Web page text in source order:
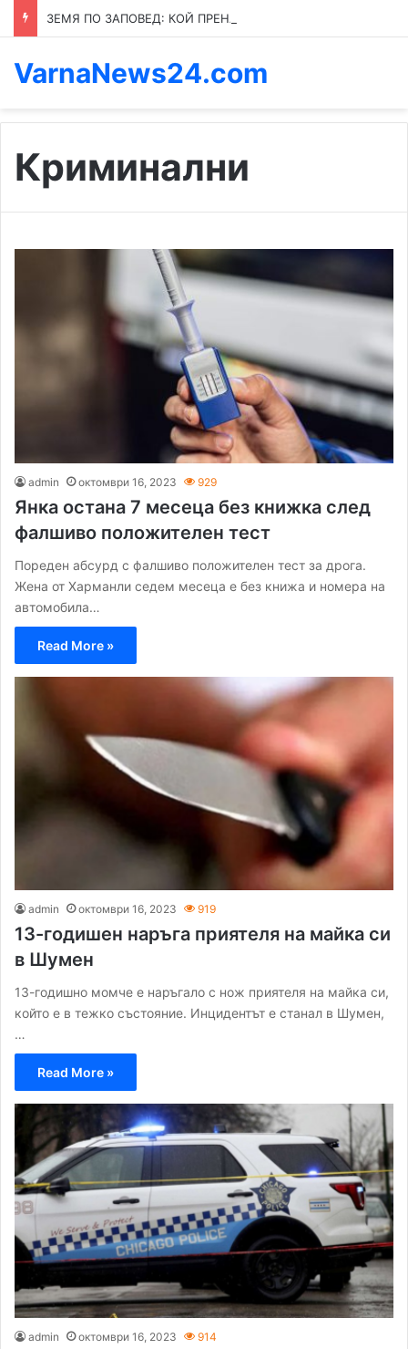
VarnaNews24.com
Криминални
admin октомври 16, 2023 929
Янка остана 7 месеца без книжка след
фалшиво положителен тест
Пореден абсурд с фалшиво положителен тест за дрога.
Жена от Харманли седем месеца е без книжа и номера на
автомобила…
Read More »
admin октомври 16, 2023 919
13-годишен наръга приятеля на майка си
в Шумен
13-годишно момче е наръгало с нож приятеля на майка си,
който е в тежко състояние. Инцидентът е станал в Шумен,
…
Read More »
admin октомври 16, 2023 914